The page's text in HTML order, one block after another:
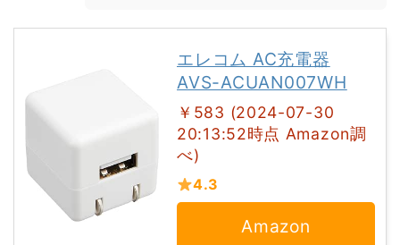
エレコム AC充電器
AVS-ACUAN007WH
￥583 (2024-07-30
20:13:52時点 Amazon調
べ)
4.3
Amazon